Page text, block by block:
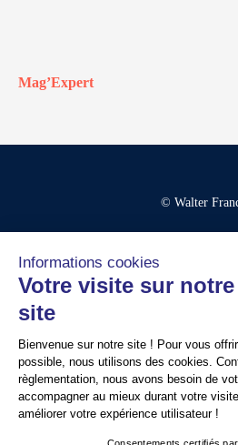
Mag’Expert
© Walter
Mentions
Contact
Recrutement